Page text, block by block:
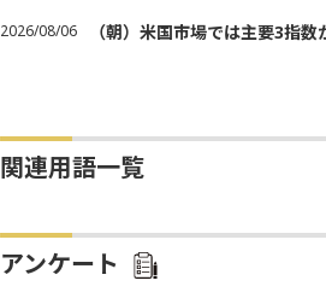
2026/08/06 （朝）米国市場では主要3指
関連用語一覧
アンケート